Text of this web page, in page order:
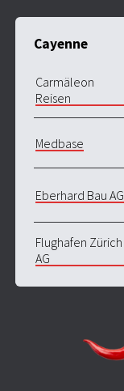
Cayenne
Carmäleon
Reisen
Medbase
Eberhard Bau AG
Flughafen Zürich
AG